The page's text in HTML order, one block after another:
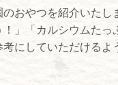
おやつを紹介いたし
！」「カルシウムた
にしていただけるよ